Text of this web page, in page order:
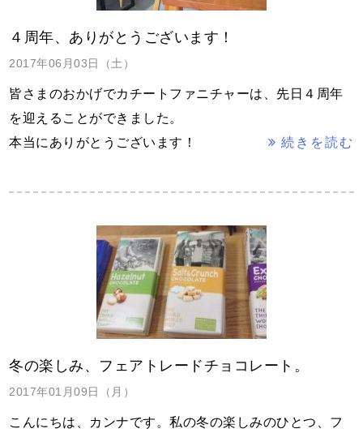
４周年、ありがとうございます！
2017年06月03日（土）
皆さまのおかげでカチートファニチャーは、先日４周年
を迎えることができました。
本当にありがとうございます！
続きを読む
冬の楽しみ、フェアトレードチョコレート。
2017年01月09日（月）
こんにちは、カンナです。私の冬の楽しみのひとつ、フ